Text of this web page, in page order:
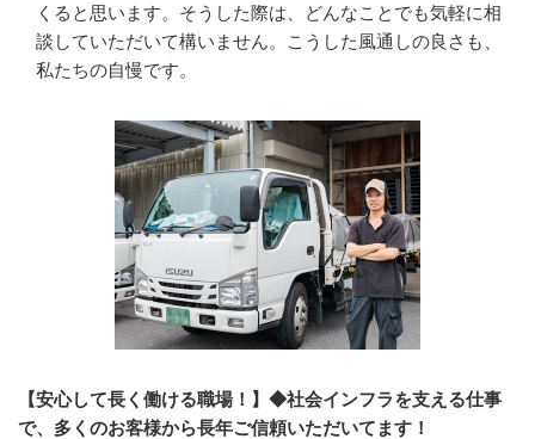
くると思います。そうした際は、どんなことでも気軽に相
談していただいて構いません。こうした風通しの良さも、
私たちの自慢です。
【安心して長く働ける職場！】◆社会インフラを支える仕事
で、多くのお客様から長年ご信頼いただいてます！